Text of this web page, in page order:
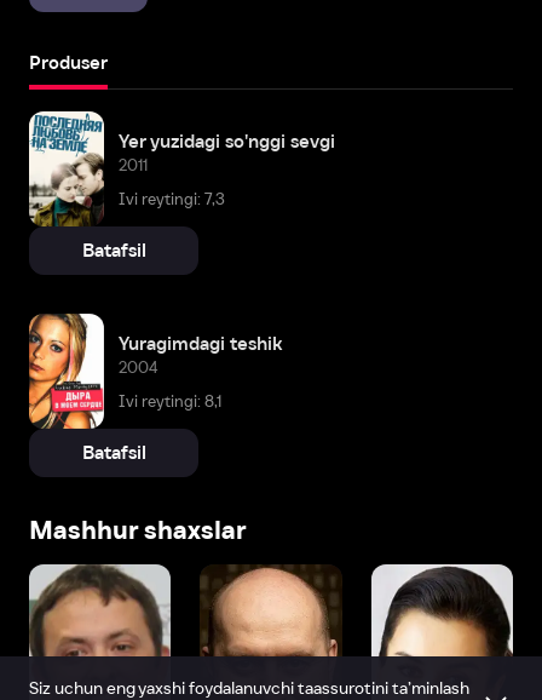
Produser
Yer yuzidagi so'nggi sevgi
2011
Ivi reytingi: 7,3
Batafsil
Yuragimdagi teshik
2004
Ivi reytingi: 8,1
Batafsil
Mashhur shaxslar
Siz uchun eng yaxshi foydalanuvchi taassurotini ta’minlash